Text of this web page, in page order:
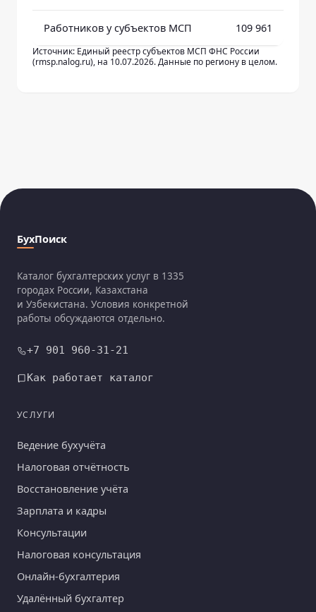
Работников у субъектов МСП 109 961
Источник: Единый реестр субъектов МСП ФНС России
(rmsp.nalog.ru), на 10.07.2026. Данные по региону в целом.
БухПоиск
Каталог бухгалтерских услуг в 1335
городах России, Казахстана
и Узбекистана. Условия конкретной
работы обсуждаются отдельно.
+7 901 960-31-21
Как работает каталог
УСЛУГИ
Ведение бухучёта
Налоговая отчётность
Восстановление учёта
Зарплата и кадры
Консультации
Налоговая консультация
Онлайн-бухгалтерия
Удалённый бухгалтер